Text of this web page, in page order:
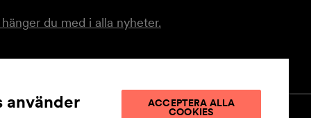
du med i alla nyheter.
använder
ACCEPTERA ALLA
COOKIES